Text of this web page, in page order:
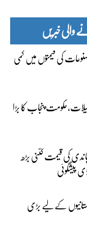
خبریں
کی قیمتوں میں کمی
پنجاب کا بڑا
کی قیمت کتنی بڑھ
پیشگوئی
کے لیے بڑی